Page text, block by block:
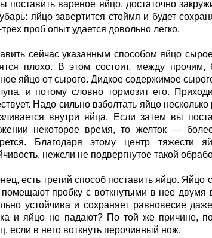
поставить вареное яйцо, достаточно
яйцо завертится стоймя и будет
трех проб опыт удается довольно легко.
сейчас указанным способом яйцо
плохо. В этом состоит, между
яйцо от сырого. Дидкое содержимое
и потому словно тормозит его.
Надо сильно взболтать яйцо
внутри яйца. Если затем вы
некоторое время, то желток —
Благодаря этому центр тяжести
нежели не подвергнутое такой
есть третий способ поставить яйцо.
помещают пробку с воткнутыми в нее
устойчива и сохраняет равновесие
и яйцо не падают? По той же причине,
если в него воткнуть перочинный нож.